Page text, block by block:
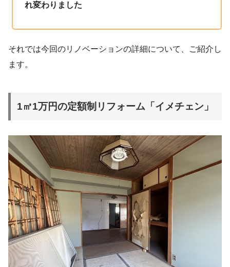
れ変わりました
それでは今回のリノベーションの詳細について、ご紹介し
ます。
1㎡1万円の定額制リフォーム「イメチェン」